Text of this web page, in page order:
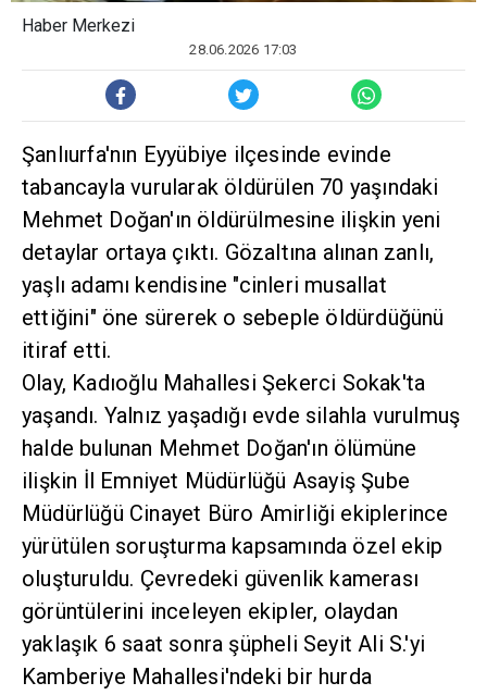
Haber Merkezi
28.06.2026 17:03
Şanlıurfa'nın Eyyübiye ilçesinde evinde
tabancayla vurularak öldürülen 70 yaşındaki
Mehmet Doğan'ın öldürülmesine ilişkin yeni
detaylar ortaya çıktı. Gözaltına alınan zanlı,
yaşlı adamı kendisine "cinleri musallat
ettiğini" öne sürerek o sebeple öldürdüğünü
itiraf etti.
Olay, Kadıoğlu Mahallesi Şekerci Sokak'ta
yaşandı. Yalnız yaşadığı evde silahla vurulmuş
halde bulunan Mehmet Doğan'ın ölümüne
ilişkin İl Emniyet Müdürlüğü Asayiş Şube
Müdürlüğü Cinayet Büro Amirliği ekiplerince
yürütülen soruşturma kapsamında özel ekip
oluşturuldu. Çevredeki güvenlik kamerası
görüntülerini inceleyen ekipler, olaydan
yaklaşık 6 saat sonra şüpheli Seyit Ali S.'yi
Kamberiye Mahallesi'ndeki bir hurda